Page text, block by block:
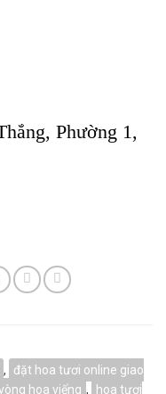
Phường 1,
,
đặt hoa tươi online giao
hoa viếng , hoa tươi